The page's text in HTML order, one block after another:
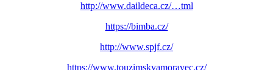
http://www.daildeca.cz/…tml
https://bimba.cz/
http://www.spjf.cz/
https://www.touzimskyamoravec.cz/